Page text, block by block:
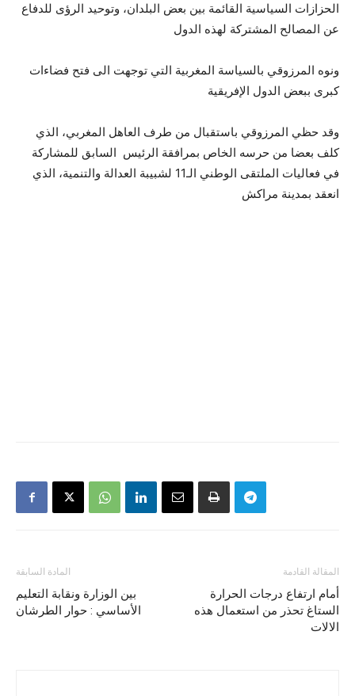
الحزازات السياسية القائمة بين بعض البلدان، وتوحيد الرؤى للدفاع
عن المصالح المشتركة لهذه الدول
ونوه المرزوقي بالسياسة المغربية التي توجهت الى فتح فضاءات
كبرى ببعض الدول الإفريقية
وقد حظي المرزوقي باستقبال من طرف العاهل المغربي، الذي
كلف بعضا من حرسه الخاص بمرافقة الرئيس السابق للمشاركة
في فعاليات الملتقى الوطني الـ11 لشبيبة العدالة والتنمية، الذي
انعقد بمدينة مراكش
المادة السابقة
بين الوزارة ونقابة التعليم
الأساسي : حوار الطرشان
المقالة القادمة
أمام ارتفاع درجات الحرارة
الستاغ تحذر من استعمال هذه
الالات